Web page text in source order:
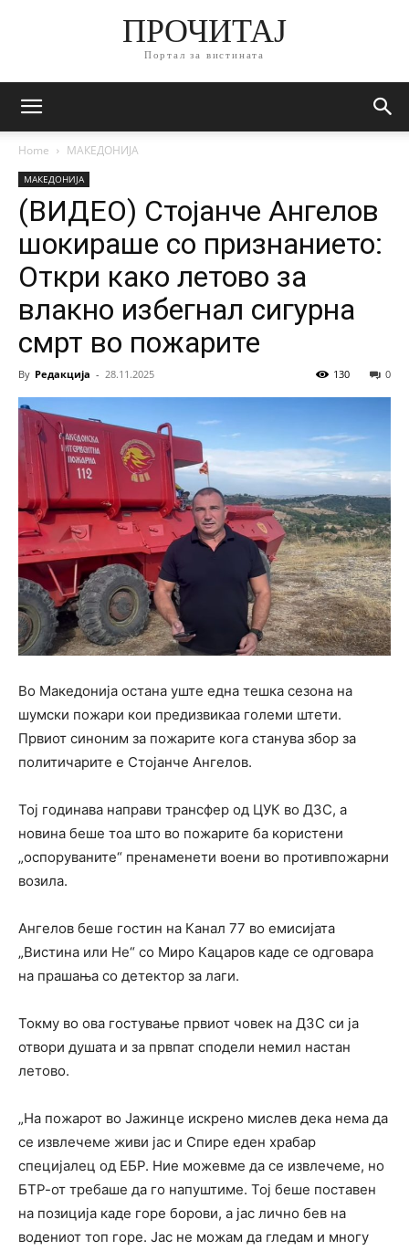
ПРОЧИТАЈ
Портал за вистината
Home МАКЕДОНИЈА
МАКЕДОНИЈА
(ВИДЕО) Стојанче Ангелов
шокираше со признанието:
Откри како летово за
влакно избегнал сигурна
смрт во пожарите
By Редакција - 28.11.2025 0
130
Во Македонија остана уште една тешка сезона на
шумски пожари кои предизвикаа големи штети.
Првиот синоним за пожарите кога станува збор за
политичарите е Стојанче Ангелов.
Тој годинава направи трансфер од ЦУК во ДЗС, а
новина беше тоа што во пожарите ба користени
„оспоруваните“ пренаменети воени во противпожарни
возила.
Ангелов беше гостин на Канал 77 во емисијата
„Вистина или Не“ со Миро Кацаров каде се одговара
на прашања со детектор за лаги.
Токму во ова гостување првиот човек на ДЗС си ја
отвори душата и за првпат сподели немил настан
летово.
„На пожарот во Јажинце искрено мислев дека нема да
се извлечеме живи јас и Спире еден храбар
специјалец од ЕБР. Ние можевме да се извлечеме, но
БТР-от требаше да го напуштиме. Тој беше поставен
на позиција каде горе борови, а јас лично бев на
водениот топ горе. Јас не можам да гледам и многу